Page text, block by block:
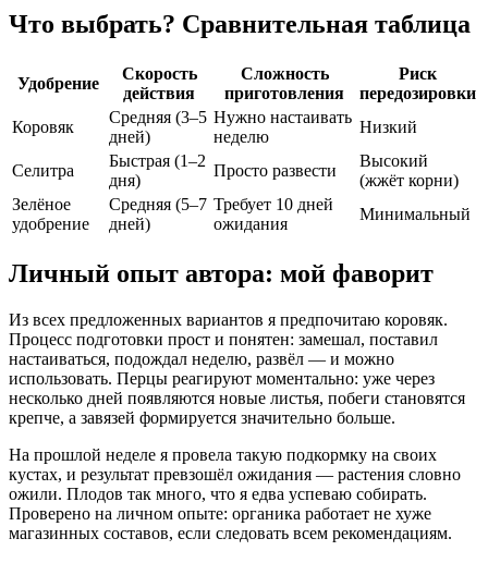
Что выбрать? Сравнительная таблица
Удобрение
Скорость
действия
Сложность
приготовления
Риск
передозировки
Коровяк
Средняя (3–5
дней)
Нужно настаивать
неделю
Низкий
Селитра
Быстрая (1–2
дня)
Просто развести
Высокий
(жжёт корни)
Зелёное
удобрение
Средняя (5–7
дней)
Требует 10 дней
ожидания
Минимальный
Личный опыт автора: мой фаворит
Из всех предложенных вариантов я предпочитаю коровяк.
Процесс подготовки прост и понятен: замешал, поставил
настаиваться, подождал неделю, развёл — и можно
использовать. Перцы реагируют моментально: уже через
несколько дней появляются новые листья, побеги становятся
крепче, а завязей формируется значительно больше.
На прошлой неделе я провела такую подкормку на своих
кустах, и результат превзошёл ожидания — растения словно
ожили. Плодов так много, что я едва успеваю собирать.
Проверено на личном опыте: органика работает не хуже
магазинных составов, если следовать всем рекомендациям.